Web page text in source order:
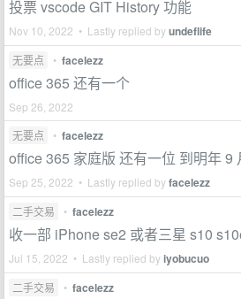
投票 vscode GIT History 功能
Nov 10, 2022 • Lastly replied byundeflife
无要点 • facelezz
office 365 还有一个
Sep 26, 2022
无要点
• facelezz
office 365 家庭版 还有一位 到明年 9
Sep 25, 2022 • Lastly replied byfacelezz
二手交易 • facelezz
收一部 iPhone se2 或者三星 s10
Jul 15, 2022 • Lastly replied byiyobucuo
二手交易 • facelezz